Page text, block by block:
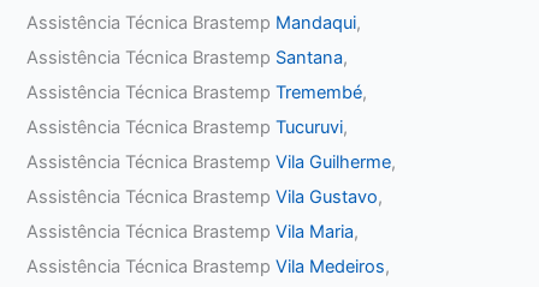
Assistência Técnica Brastemp Mandaqui,
Assistência Técnica Brastemp Santana,
Assistência Técnica BrastempTremembé,
Assistência Técnica BrastempTucuruvi,
Assistência Técnica BrastempVila Guilherme,
Assistência Técnica BrastempVila Gustavo,
Assistência Técnica BrastempVila Maria,
Assistência Técnica BrastempVila Medeiros,